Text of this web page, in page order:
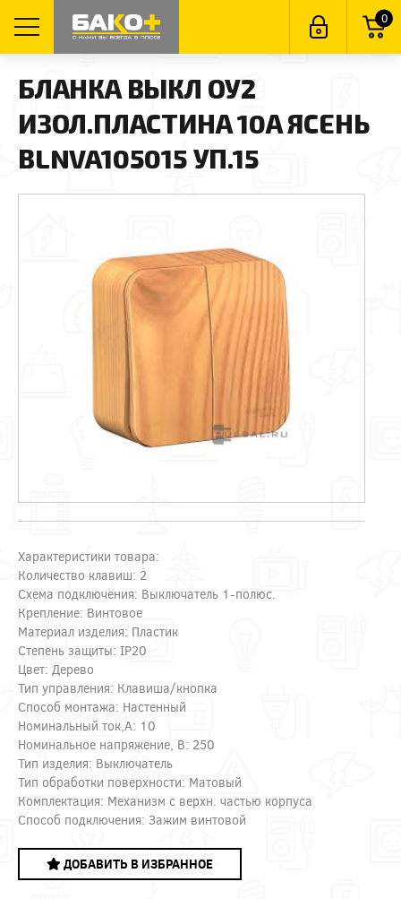
0
БЛАНКА ВЫКЛ ОУ2
ИЗОЛ.ПЛАСТИНА 10А ЯСЕНЬ
BLNVA105015 УП.15
Характеристики товара:
Количество клавиш: 2
Схема подключения: Выключатель 1-полюс.
Крепление: Винтовое
Материал изделия: Пластик
Степень защиты: IP20
Цвет: Дерево
Тип управления: Клавиша/кнопка
Способ монтажа: Настенный
Номинальный ток,А: 10
Номинальное напряжение, В: 250
Тип изделия: Выключатель
Тип обработки поверхности: Матовый
Комплектация: Механизм с верхн. частью корпуса
Способ подключения: Зажим винтовой
ДОБАВИТЬ В ИЗБРАННОЕ